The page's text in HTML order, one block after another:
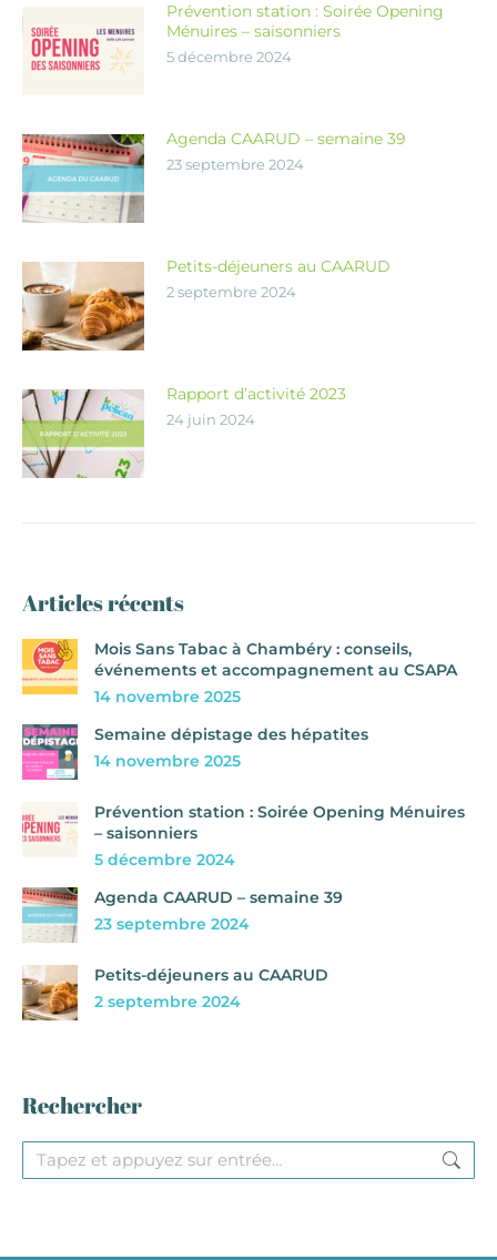
Prévention station : Soirée Opening
Ménuires – saisonniers
5 décembre 2024
Agenda CAARUD – semaine 39
23 septembre 2024
Petits-déjeuners au CAARUD
2 septembre 2024
Rapport d’activité 2023
24 juin 2024
Articles récents
Mois Sans Tabac à Chambéry : conseils,
événements et accompagnement au CSAPA
14 novembre 2025
Semaine dépistage des hépatites
14 novembre 2025
Prévention station : Soirée Opening Ménuires
– saisonniers
5 décembre 2024
Agenda CAARUD – semaine 39
23 septembre 2024
Petits-déjeuners au CAARUD
2 septembre 2024
Rechercher
Recherche